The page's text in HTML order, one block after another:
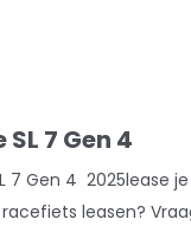
7 Gen 4
7 Gen 4 2025lease
racefiets leasen?